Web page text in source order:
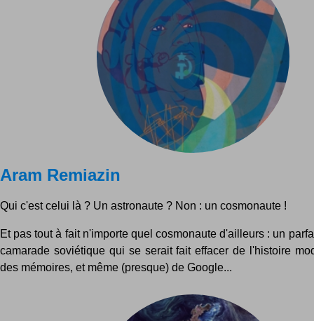
Aram Remiazin
Qui c'est celui là ? Un astronaute ? Non : un cosmonaute !
Et pas tout à fait n'importe quel cosmonaute d'ailleurs : un
camarade soviétique qui se serait fait effacer de l'histoire
des mémoires, et même (presque) de Google...